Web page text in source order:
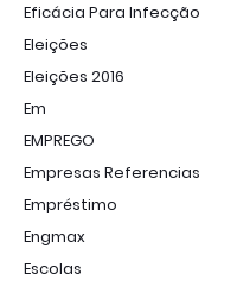
Eficácia Para Infecção
Eleições
Eleições 2016
Em
EMPREGO
Empresas Referencias
Empréstimo
Engmax
Escolas